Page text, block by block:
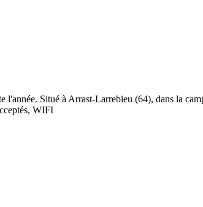
l'année. Situé à Arrast-Larrebieu (64), dans la
WIFI